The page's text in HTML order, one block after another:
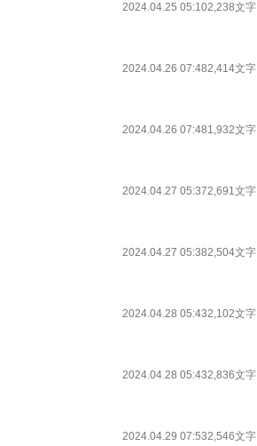
2024.04.25 05:102,238文字
2024.04.26 07:482,414文字
2024.04.26 07:481,932文字
2024.04.27 05:372,691文字
2024.04.27 05:382,504文字
2024.04.28 05:432,102文字
2024.04.28 05:432,836文字
2024.04.29 07:532,546文字